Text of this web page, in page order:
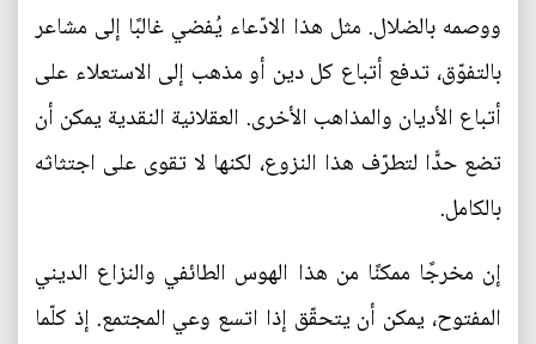
ووصمه بالضلال. مثل هذا الادّعاء يُفضي غالبًا إلى مشاعر
بالتفوّق، تدفع أتباع كل دين أو مذهب إلى الاستعلاء على
أتباع الأديان والمذاهب الأخرى. العقلانية النقدية يمكن أن
تضع حدًّا لتطرّف هذا النزوع، لكنها لا تقوى على اجتثاثه
بالكامل.
إن مخرجًا ممكنًا من هذا الهوس الطائفي والنزاع الديني
المفتوح، يمكن أن يتحقّق إذا اتسع وعي المجتمع. إذ كلّما